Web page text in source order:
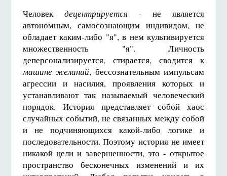
Человек децентрируется - не является
автономным, самосознающим индивидом, не
обладает каким-либо "я", в нем культивируется
множественность "я". Личность
деперсонализируется, стирается, сводится к
машине желаний, бессознательным импульсам
агрессии и насилия, проявления которых и
устанавливают так называемый человеческий
порядок. История представляет собой хаос
случайных событий, не связанных между собой
и не подчиняющихся какой-либо логике и
последовательности. Поэтому история не имеет
никакой цели и завершенности, это - открытое
пространство бесконечных изменений и их